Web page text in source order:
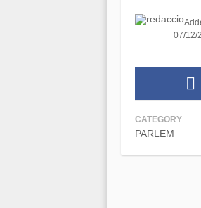
07/12/
CATEGORY
PARLEM